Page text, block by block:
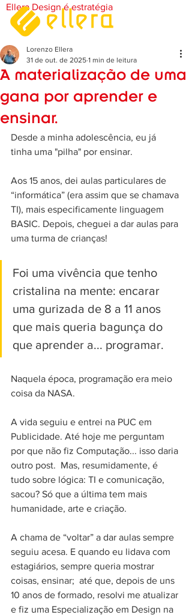
Ellera Design é estratégia
A materialização de uma
gana por aprender e
ensinar.
Lorenzo Ellera
31 de out. de 2025 1 min de leitura
Desde a minha adolescência, eu já
tinha uma "pilha" por ensinar.
Aos 15 anos, dei aulas particulares de
“informática” (era assim que se chamava
TI), mais especificamente linguagem
BASIC. Depois, cheguei a dar aulas para
uma turma de crianças!
Foi uma vivência que tenho
cristalina na mente: encarar
uma gurizada de 8 a 11 anos
que mais queria bagunça do
que aprender a... programar.
Naquela época, programação era meio
coisa da NASA.
A vida seguiu e entrei na PUC em
Publicidade. Até hoje me perguntam
por que não fiz Computação... isso daria
outro post.  Mas, resumidamente, é
tudo sobre lógica: TI e comunicação,
sacou? Só que a última tem mais
humanidade, arte e criação.
A chama de “voltar” a dar aulas sempre
seguiu acesa. E quando eu lidava com
estagiários, sempre queria mostrar
coisas, ensinar;  até que, depois de uns
10 anos de formado, resolvi me atualizar
e fiz uma Especialização em Design na